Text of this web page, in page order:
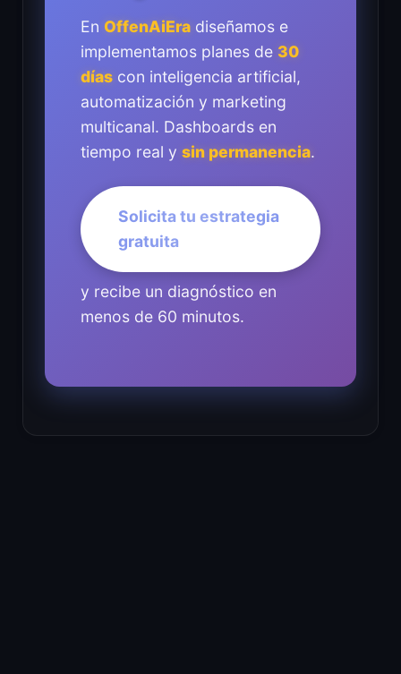
En OffenAiEra diseñamos e
implementamos planes de 30
días con inteligencia artificial,
automatización y marketing
multicanal. Dashboards en
tiempo real y sin permanencia.
Solicita tu estrategia
gratuita
y recibe un diagnóstico en
menos de 60 minutos.